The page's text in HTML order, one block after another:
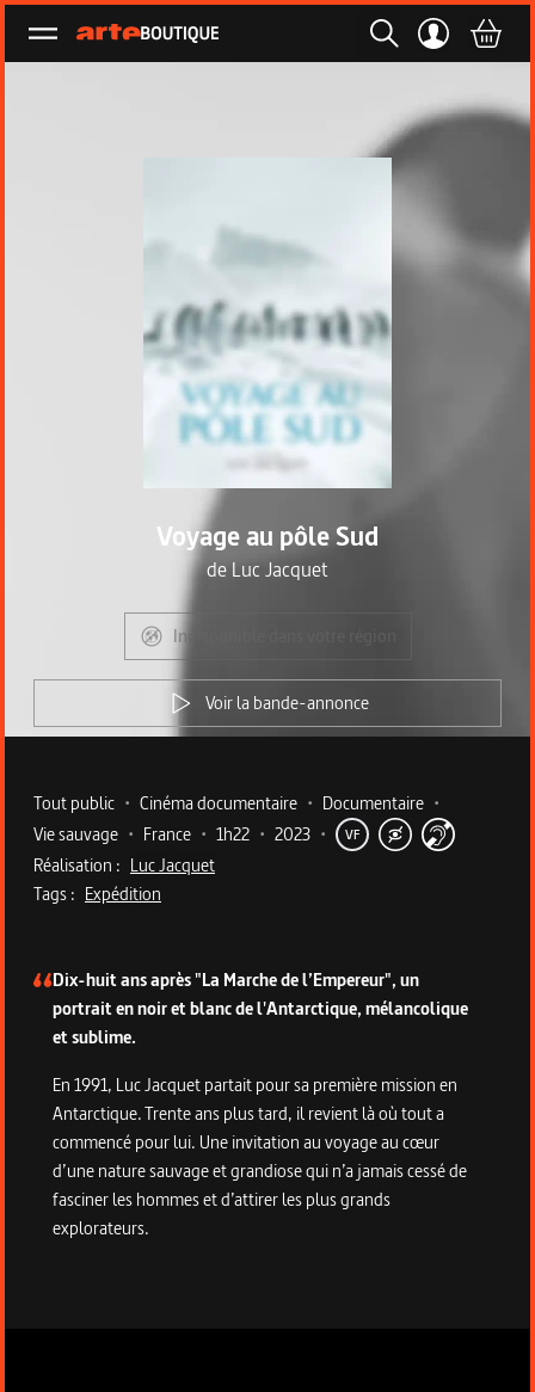
Ouvrir le menu
Voyage au pôle Sud
de Luc Jacquet
Indisponible dans votre région
Voir la bande-annonce
Metadata du programme
Tout public • Cinéma documentaire • Documentaire •
Vie sauvage • France • 1h22 • 2023 • VF
Réalisation : Luc Jacquet
Tags : Expédition
Dix-huit ans après "La Marche de l’Empereur", un
portrait en noir et blanc de l'Antarctique, mélancolique
et sublime.
En 1991, Luc Jacquet partait pour sa première mission en
Antarctique. Trente ans plus tard, il revient là où tout a
commencé pour lui. Une invitation au voyage au cœur
d’une nature sauvage et grandiose qui n’a jamais cessé de
fasciner les hommes et d’attirer les plus grands
explorateurs.